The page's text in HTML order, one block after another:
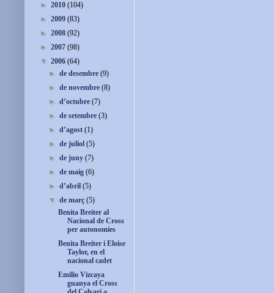
► 2010 (104)
► 2009 (83)
► 2008 (92)
► 2007 (98)
▼ 2006 (64)
►de desembre(9)
►de novembre(8)
►d’octubre(7)
►de setembre(3)
►d’agost(1)
►de juliol(5)
►de juny(7)
►de maig(6)
►d’abril(5)
▼de març(5)
Benita Breiter al
Nacional de Cross
per autonomies
Benita Breiter i Eloise
Taylor, en el
nacional cadet
Emilio Vizcaya
guanya el Cross